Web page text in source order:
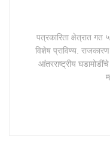
पत्रकारिता क्षेत्रात गत
विशेष प्राविण्य.
आंतरराष्ट्रीय